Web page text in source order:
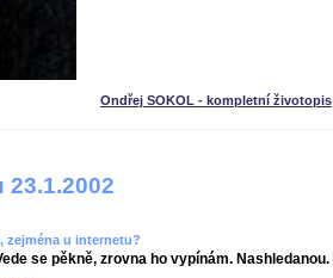
Ondřej SOKOL - kompletní životopis
23.1.2002
zejména u internetu?
se pěkně, zrovna ho vypínám. Nashledanou.